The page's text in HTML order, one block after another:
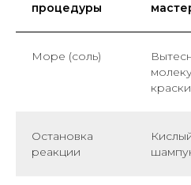
процедуры
Море (соль)
краски
Остановка
реакции